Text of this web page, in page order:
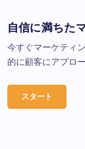
自信に満ちた
今すぐマーケティ
的に顧客にアプロ
スタート